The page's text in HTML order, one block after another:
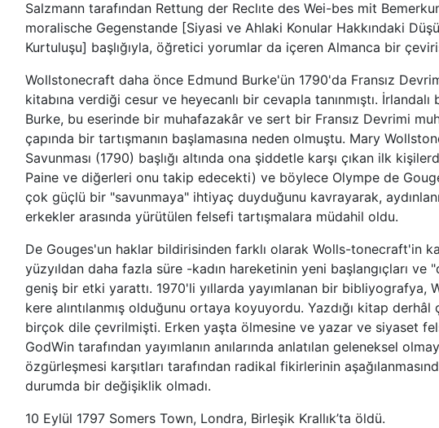
Salzmann tarafından Rettung der Reclıte des Wei-bes mit
moralische Gegenstande [Siyasi ve Ahlaki Konular Hakkındaki
Kurtuluşu] başlığıyla, öğretici yorumlar da içeren Almanca bir
Wollstonecraft daha önce Edmund Burke'ün 1790'da Fransız
kitabına verdiği cesur ve heyecanlı bir cevapla tanınmıştı.
Burke, bu eserinde bir muhafazakâr ve sert bir Fransız Devrimi
çapında bir tartışmanın başlamasına neden olmuştu. Mary
Savunması (1790) başlığı altında ona şiddetle karşı çıkan ilk
Paine ve diğerleri onu takip edecekti) ve böylece Olympe de
çok güçlü bir "savunmaya" ihtiyaç duyduğunu kavrayarak,
erkekler arasında yürütülen felsefi tartışmalara müdahil oldu.
De Gouges'un haklar bildirisinden farklı olarak Wolls-tonecraft'in
yüzyıldan daha fazla süre -kadın hareketinin yeni başlangıçları ve
geniş bir etki yarattı. 1970'li yıllarda yayımlanan bir bibliyografya,
kere alıntılanmış olduğunu ortaya koyuyordu. Yazdığı kitap
birçok dile çevrilmişti. Erken yaşta ölmesine ve yazar ve siyaset
GodWin tarafından yayımlanın anılarında anlatılan geleneksel
özgürleşmesi karşıtları tarafından radikal fikirlerinin
durumda bir değişiklik olmadı.
10 Eylül 1797 Somers Town, Londra, Birleşik Krallık’ta öldü.